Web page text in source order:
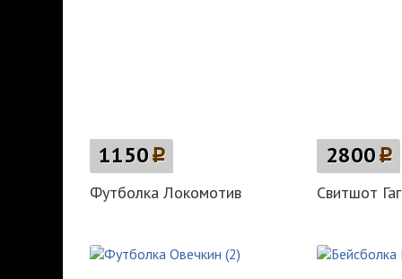
1150p
Футболка Локомотив
2800p
Свитшот